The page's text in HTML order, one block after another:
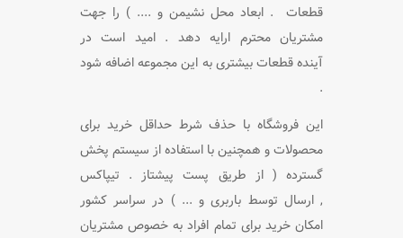
قطعات . ابعاد محل نشیمن و .... ) را جهت
مشتریان محترم ارایه دهد . امید است در
آیندهقطعات بیشتری به این مجموعه اضافه شود
.
این فروشگاه با حذف شرط حداقل خرید برای
محصولات و همچنین با استفاده از سیستم پخش
گسترده ( از طریق پست پیشتاز . تیپاکس
,ارسال توسط باربری و ... ) در سراسر کشور
امکان خرید برای تمام افراد به خصوص مشتریان